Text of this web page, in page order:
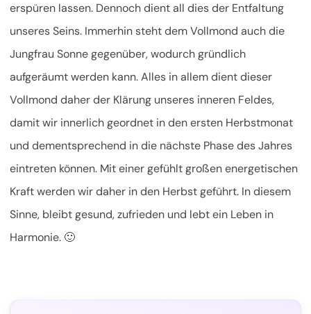
erspüren lassen. Dennoch dient all dies der Entfaltung
unseres Seins. Immerhin steht dem Vollmond auch die
Jungfrau Sonne gegenüber, wodurch gründlich
aufgeräumt werden kann. Alles in allem dient dieser
Vollmond daher der Klärung unseres inneren Feldes,
damit wir innerlich geordnet in den ersten Herbstmonat
und dementsprechend in die nächste Phase des Jahres
eintreten können. Mit einer gefühlt großen energetischen
Kraft werden wir daher in den Herbst geführt. In diesem
Sinne, bleibt gesund, zufrieden und lebt ein Leben in
Harmonie. 🙂